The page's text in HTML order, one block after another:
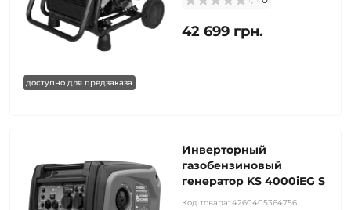
доступно для предзаказа
42 699 грн.
Инверторный
газобензиновый
генератор KS 4000iEG S
Код товара: 4260405364756